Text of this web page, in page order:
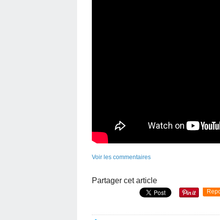
Voir les commentaires
Partager cet article